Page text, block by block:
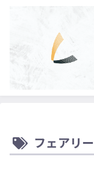
フェアリー